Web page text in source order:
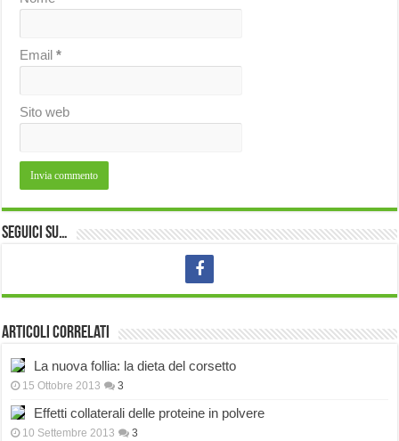
Email*
Sito web
Seguici su…
Articoli correlati
La nuova follia: la dieta del corsetto
15 Ottobre 2013 3
Effetti collaterali delle proteine in polvere
10 Settembre 2013 3